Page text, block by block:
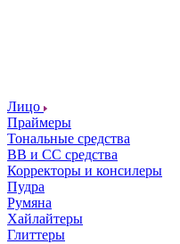
Лицо
Праймеры
Тональные средства
ВВ и СС средства
Корректоры и консилеры
Пудра
Румяна
Хайлайтеры
Глиттеры